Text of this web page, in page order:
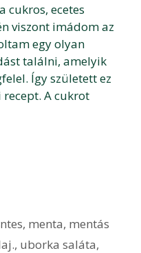
cukros, ecetes
viszont imádom az
egy olyan
találni, amelyik
Így született ez
A cukrot
, menta, mentás
, uborka saláta,